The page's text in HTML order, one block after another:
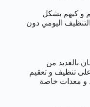
و كيهم بشكل
اليومي دون
بالعديد من
تنظيف و تعقيم
و معدات خاصة